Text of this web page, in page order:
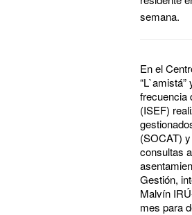
semana.
En el
frecuencia
(ISEF)
(SOCAT)
consultas
Gestión,
Malvín
mes para